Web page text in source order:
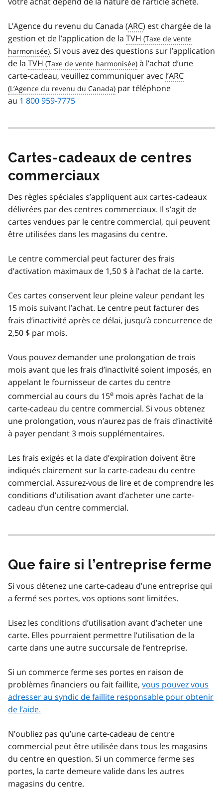
L’Agence du revenu du Canada (ARC) est chargée de la
gestion et de l’application de la TVH
. Si vous avez des questions sur l’application
de la TVH
à l’achat d’une
carte-cadeau, veuillez communiquer avec l’ARC
par téléphone
au 1 800 959-7775
Cartes-cadeaux de centres
commerciaux
Des règles spéciales s’appliquent aux cartes-cadeaux
délivrées par des centres commerciaux. Il s’agit de
cartes vendues par le centre commercial, qui peuvent
être utilisées dans les magasins du centre.
Le centre commercial peut facturer des frais
d’activation maximaux de 1,50 $ à l’achat de la carte.
Ces cartes conservent leur pleine valeur pendant les
15 mois suivant l’achat. Le centre peut facturer des
frais d’inactivité après ce délai, jusqu’à concurrence de
2,50 $ par mois.
Vous pouvez demander une prolongation de trois
mois avant que les frais d’inactivité soient imposés, en
appelant le fournisseur de cartes du centre
commercial au cours du 15e mois après l’achat de la
carte-cadeau du centre commercial. Si vous obtenez
une prolongation, vous n’aurez pas de frais d’inactivité
à payer pendant 3 mois supplémentaires.
Les frais exigés et la date d’expiration doivent être
indiqués clairement sur la carte-cadeau du centre
commercial. Assurez-vous de lire et de comprendre les
conditions d’utilisation avant d’acheter une carte-
cadeau d’un centre commercial.
Que faire si l’entreprise ferme
Si vous détenez une carte-cadeau d’une entreprise qui
a fermé ses portes, vos options sont limitées.
Lisez les conditions d’utilisation avant d’acheter une
carte. Elles pourraient permettre l’utilisation de la
carte dans une autre succursale de l’entreprise.
Si un commerce ferme ses portes en raison de
problèmes financiers ou fait faillite, vous pouvez vous
adresser au syndic de faillite responsable pour obtenir
de l’aide.
N’oubliez pas qu’une carte-cadeau de centre
commercial peut être utilisée dans tous les magasins
du centre en question. Si un commerce ferme ses
portes, la carte demeure valide dans les autres
magasins du centre.